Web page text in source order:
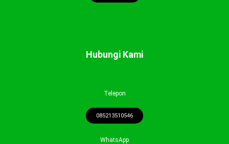
Hubungi Kami
Telepon
085213510546
WhatsApp